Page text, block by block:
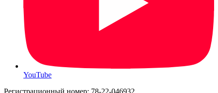
YouTube
Регистрационный номер: 78-22-046932